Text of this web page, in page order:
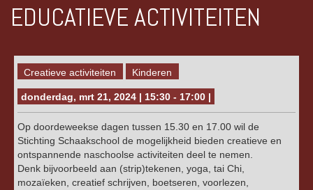
EDUCATIEVE ACTIVITEITEN
Creatieve activiteiten Kinderen
donderdag, mrt 21, 2024 | 15:30 - 17:00 |
Op doordeweekse dagen tussen 15.30 en 17.00 wil de
Stichting Schaakschool de mogelijkheid bieden creatieve en
ontspannende naschoolse activiteiten deel te nemen.
Denk bijvoorbeeld aan (strip)tekenen, yoga, tai Chi,
mozaïeken, creatief schrijven, boetseren, voorlezen,